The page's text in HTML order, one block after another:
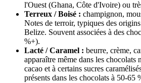
l'Ouest (Ghana, Côte d'Ivoire) ou
Terreux / Boisé : champignon,
Notes de terroir, typiques des
Belize. Souvent associées à des
%+).
Lacté / Caramel : beurre, crème,
apparaître même dans les chocolats
cacao et à certains sucres
présents dans les chocolats à 50-65